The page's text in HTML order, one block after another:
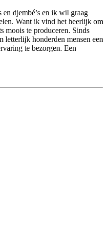
djembé’s en ik wil graag
Want ik vind het heerlijk om
moois te produceren. Sinds
letterlijk honderden mensen een
te bezorgen. Een